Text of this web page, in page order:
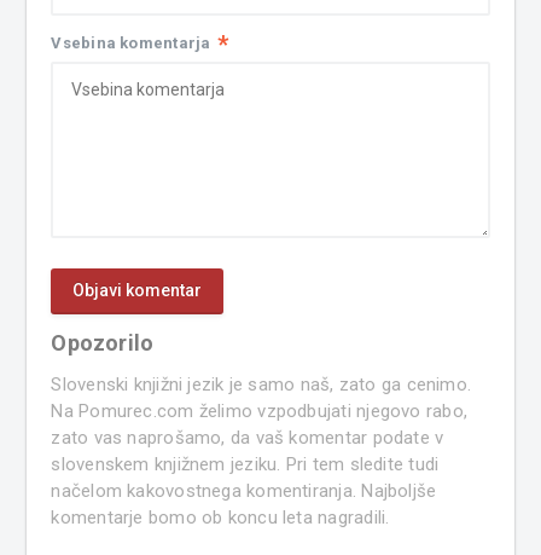
Vsebina komentarja *
Opozorilo
Slovenski knjižni jezik je samo naš, zato ga cenimo.
Na Pomurec.com želimo vzpodbujati njegovo rabo,
zato vas naprošamo, da vaš komentar podate v
slovenskem knjižnem jeziku. Pri tem sledite tudi
načelom kakovostnega komentiranja. Najboljše
komentarje bomo ob koncu leta nagradili.